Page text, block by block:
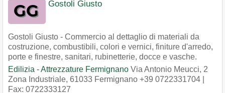
Gostoli Giusto
Gostoli Giusto - Commercio al dettaglio di materiali da
costruzione, combustibili, colori e vernici, finiture d'arredo,
porte e finestre, sanitari, rubinetterie, docce e vasche.
Edilizia - Attrezzature Fermignano Via Antonio Meucci, 2
Zona Industriale, 61033 Fermignano +39 0722331704
Fax: 0722333127